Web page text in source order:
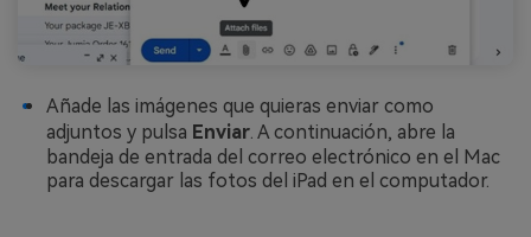
Añade las imágenes que quieras enviar como
adjuntos y pulsa Enviar. A continuación, abre la
bandeja de entrada del correo electrónico en el Mac
para descargar las fotos del iPad en el computador.